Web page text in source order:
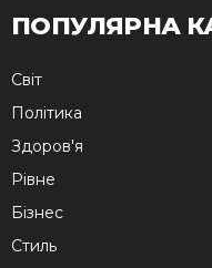
ПОПУЛЯРНА
Cвіт
Політика
Здоров'я
Рівне
Бізнес
Стиль